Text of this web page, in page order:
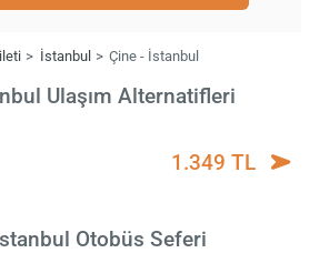
İstanbul Çine - İstanbul
Ulaşım Alternatifleri
1.349 TL
Otobüs Seferi